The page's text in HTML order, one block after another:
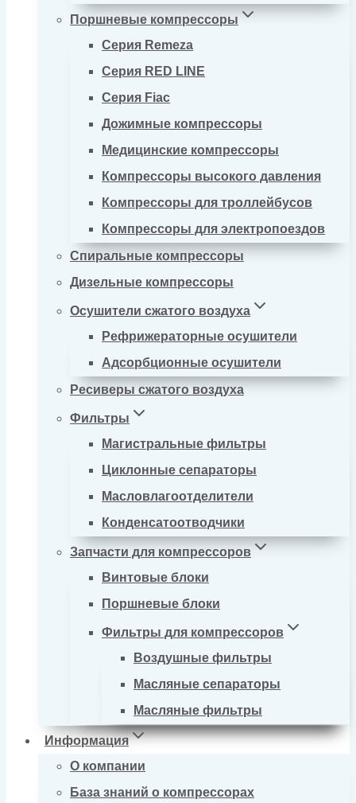
Поршневые компрессоры
Серия Remeza
Серия RED LINE
Серия Fiac
Дожимные компрессоры
Медицинские компрессоры
Компрессоры высокого давления
Компрессоры для троллейбусов
Компрессоры для электропоездов
Спиральные компрессоры
Дизельные компрессоры
Осушители сжатого воздуха
Рефрижераторные осушители
Адсорбционные осушители
Ресиверы сжатого воздуха
Фильтры
Магистральные фильтры
Циклонные сепараторы
Масловлагоотделители
Конденсатоотводчики
Запчасти для компрессоров
Винтовые блоки
Поршневые блоки
Фильтры для компрессоров
Воздушные фильтры
Масляные сепараторы
Масляные фильтры
Информация
О компании
База знаний о компрессорах